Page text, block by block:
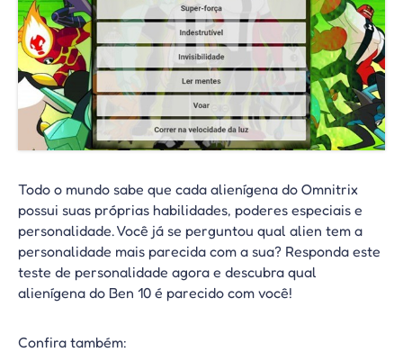
Todo o mundo sabe que cada alienígena do Omnitrix
possui suas próprias habilidades, poderes especiais e
personalidade. Você já se perguntou qual alien tem a
personalidade mais parecida com a sua? Responda este
teste de personalidade agora e descubra qual
alienígena do Ben 10 é parecido com você!
Confira também: